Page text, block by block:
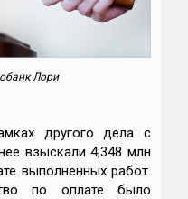
Лори
другого дела с
взыскали 4,348 млн
выполненных работ.
по оплате было